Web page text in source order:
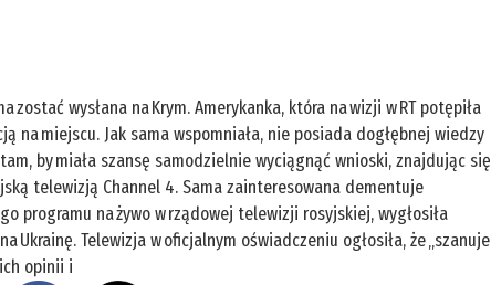
wysłana na Krym. Amerykanka, która na wizji w RT potępiła
na miejscu. Jak sama wspomniała, nie posiada dogłębnej wiedzy
by miała szansę samodzielnie wyciągnąć wnioski, znajdując się
telewizją Channel 4. Sama zainteresowana dementuje
programu na żywo w rządowej telewizji rosyjskiej, wygłosiła
Telewizja w oficjalnym oświadczeniu ogłosiła, że „szanuje
opinii i